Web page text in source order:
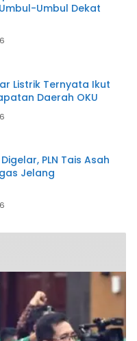
Umbul Dekat
Listrik Ternyata Ikut
Daerah OKU
PLN Tais Asah
Jelang